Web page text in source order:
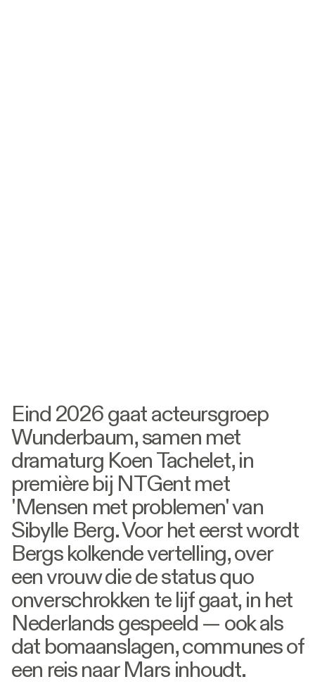
Eind 2026 gaat acteursgroep
Wunderbaum, samen met
dramaturg Koen Tachelet, in
première bij NTGent met
'Mensen met problemen' van
Sibylle Berg. Voor het eerst wordt
Bergs kolkende vertelling, over
een vrouw die de status quo
onverschrokken te lijf gaat, in het
Nederlands gespeeld — ook als
dat bomaanslagen, communes of
een reis naar Mars inhoudt.